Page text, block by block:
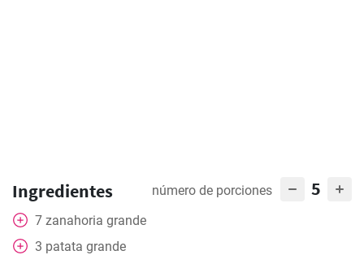
Ingredientes número de porciones 5
7 zanahoria grande
3 patata grande